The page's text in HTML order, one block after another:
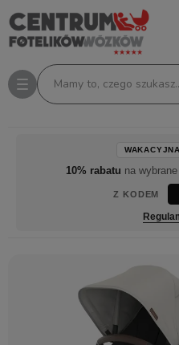
Mamy to, czego
10% rabatu na
Z KODEM